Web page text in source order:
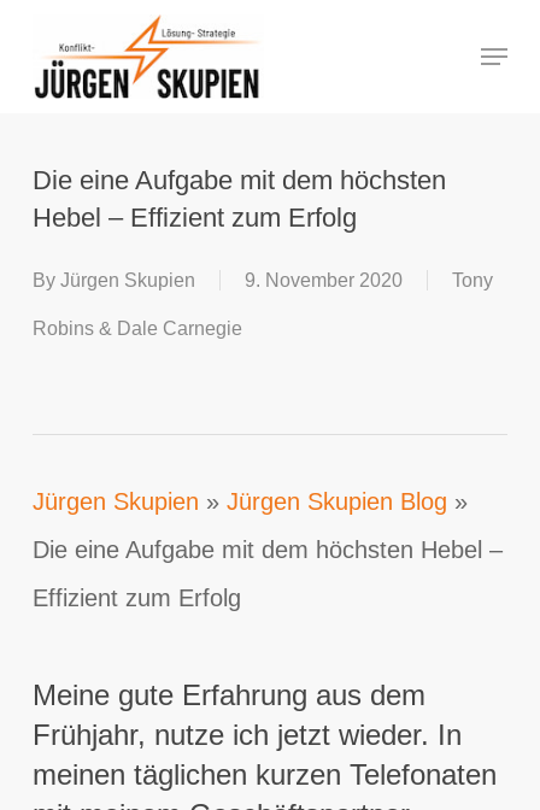
content
Menu
Die eine Aufgabe mit dem höchsten
Hebel – Effizient zum Erfolg
By Jürgen Skupien 9. November 2020 Tony
Robins & Dale Carnegie
Jürgen Skupien » Jürgen Skupien Blog »
Die eine Aufgabe mit dem höchsten Hebel –
Effizient zum Erfolg
Meine gute Erfahrung aus dem
Frühjahr, nutze ich jetzt wieder. In
meinen täglichen kurzen Telefonaten